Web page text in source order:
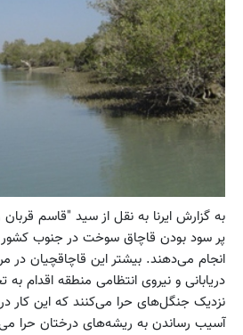
به گزارش ایرنا به نقل از سید "قاسم
پر سود بودن قاچاق سوخت در جنوب کشور،
انجام می‌دهند. بیشتر این قاچاقچیان در
دریابانی و نیروی انتظامی منطقه اقدام
نزدیک جنگل‌های حرا می‌کنند که این کار
آسیب رساندن به ریشه‌های درختان حرا